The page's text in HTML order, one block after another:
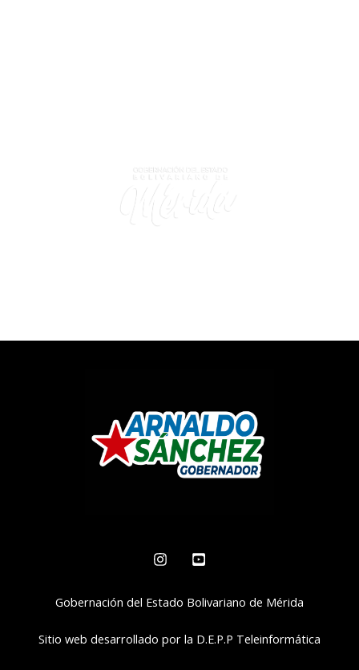
Gobernación del Estado Bolivariano de Mérida
Sitio web desarrollado por la D.E.P.P Teleinformática